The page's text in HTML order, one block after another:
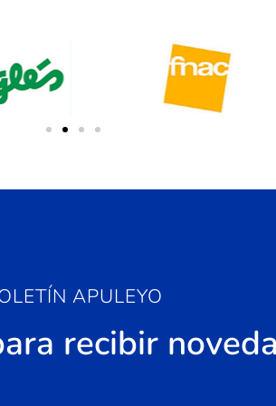
APULEYO
recibir